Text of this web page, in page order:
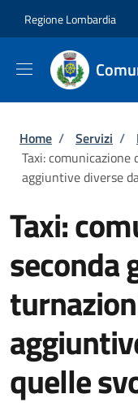
Regione Lombardia
Briciole di
Home / Servizi /
Taxi:
aggiuntive diverse
Taxi:
seconda
quelle